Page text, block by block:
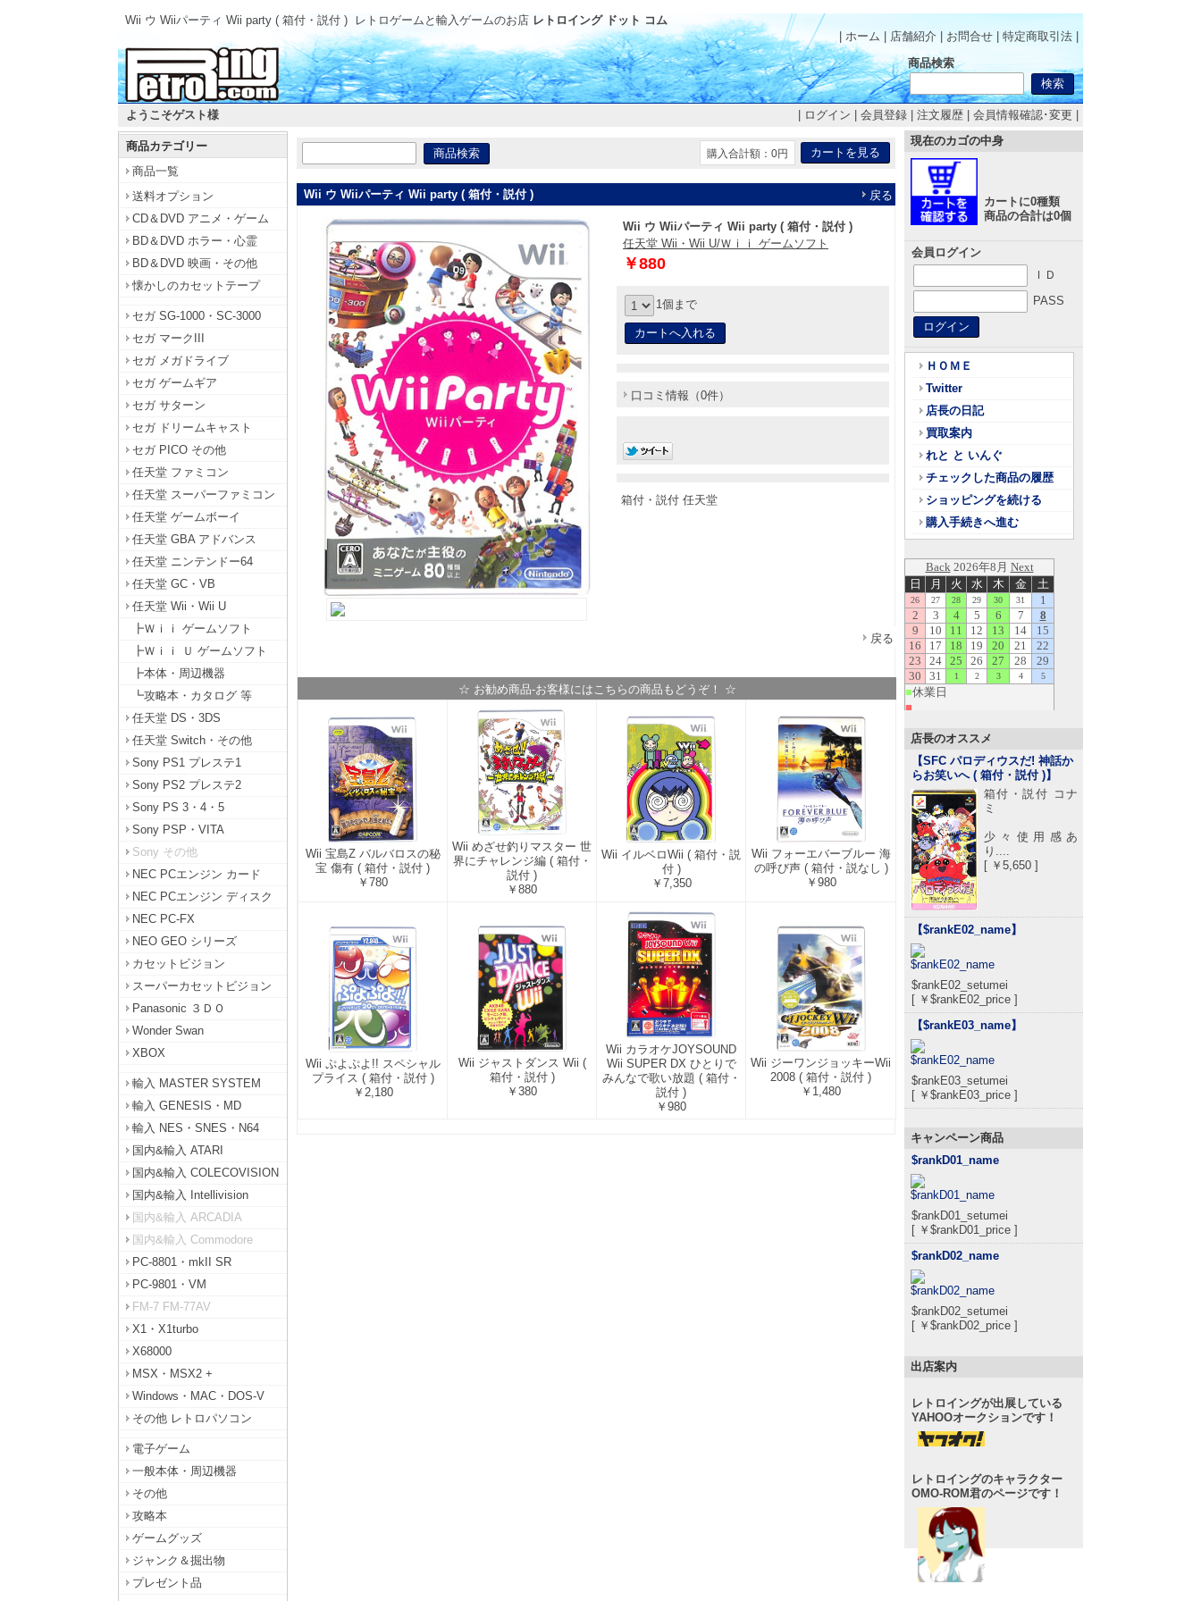
Wii ウ Wiiパーティ Wii party ( 箱付・説付 ) レトロゲームと輸入ゲームのお店 レトロイング ドット コム
| ホーム
店舗紹介 お問合せ 特定商取引法
商品検索
ようこそゲスト様 ログイン 会員登録 注文履歴 会員情報確認･変更
商品カテゴリー
商品一覧
送料オプション
CD＆DVD アニメ・ゲーム
BD＆DVD ホラー・心霊
BD＆DVD 映画・その他
懐かしのカセットテープ
セガ SG-1000・SC-3000
セガ マークIII
セガ メガドライブ
セガ ゲームギア
セガ サターン
セガ ドリームキャスト
セガ PICO その他
任天堂 ファミコン
任天堂 スーパーファミコン
任天堂 ゲームボーイ
任天堂 GBA アドバンス
任天堂 ニンテンドー64
任天堂 GC・VB
任天堂 Wii・Wii U
┣Ｗｉｉ ゲームソフト
┣Ｗｉｉ Ｕ ゲームソフト
┣本体・周辺機器
┗攻略本・カタログ 等
任天堂 DS・3DS
任天堂 Switch・その他
Sony PS1 プレステ1
Sony PS2 プレステ2
Sony PS 3・4・5
Sony PSP・VITA
Sony その他
NEC PCエンジン カード
NEC PCエンジン ディスク
NEC PC-FX
NEO GEO シリーズ
カセットビジョン
スーパーカセットビジョン
Panasonic ３ＤＯ
Wonder Swan
XBOX
輸入 MASTER SYSTEM
輸入 GENESIS・MD
輸入 NES・SNES・N64
国内&輸入 ATARI
国内&輸入 COLECOVISION
国内&輸入 Intellivision
国内&輸入 ARCADIA
国内&輸入 Commodore
PC-8801・mkII SR
PC-9801・VM
FM-7 FM-77AV
X1・X1turbo
X68000
MSX・MSX2 +
Windows・MAC・DOS-V
その他 レトロパソコン
電子ゲーム
一般本体・周辺機器
その他
攻略本
ゲームグッズ
ジャンク＆掘出物
プレゼント品
購入合計額：0円
Wii ウ Wiiパーティ Wii party ( 箱付・説付 ) 戻る
Wii ウ Wiiパーティ Wii party ( 箱付・説付 )
任天堂 Wii・Wii U/Ｗｉｉ ゲームソフト
￥880
1個まで
口コミ情報（0件）
箱付・説付 任天堂
戻る
☆ お勧め商品-お客様にはこちらの商品もどうぞ！ ☆
Wii 宝島Z バルバロスの秘
宝 傷有 ( 箱付・説付 )
￥780
Wii めざせ釣りマスター 世
界にチャレンジ編 ( 箱付・
説付 )
￥880
Wii イルベロWii ( 箱付・説
付 )
￥7,350
Wii フォーエバーブルー 海
の呼び声 ( 箱付・説なし )
￥980
Wii ぷよぷよ!! スペシャル
プライス ( 箱付・説付 )
￥2,180
Wii ジャストダンス Wii (
箱付・説付 )
￥380
Wii カラオケJOYSOUND
Wii SUPER DX ひとりで
みんなで歌い放題 ( 箱付・
説付 )
￥980
Wii ジーワンジョッキーWii
2008 ( 箱付・説付 )
￥1,480
現在のカゴの中身
カートに0種類
商品の合計は0個
会員ログイン
ＩＤ
PASS
ＨＯＭＥ
Twitter
店長の日記
買取案内
れと と いんぐ
チェックした商品の履歴
ショッピングを続ける
購入手続きへ進む
店長のオススメ
【SFC パロディウスだ! 神話か
らお笑いへ ( 箱付・説付 )】
箱付・説付 コナ
ミ
少々使用感あ
り....
[ ￥5,650 ]
【$rankE02_name】
$rankE02_setumei
[ ￥$rankE02_price ]
【$rankE03_name】
$rankE03_setumei
[ ￥$rankE03_price ]
キャンペーン商品
$rankD01_name
$rankD01_setumei
[ ￥$rankD01_price ]
$rankD02_name
$rankD02_setumei
[ ￥$rankD02_price ]
出店案内
レトロイングが出展している
YAHOOオークションです！
レトロイングのキャラクター
OMO-ROM君のページです！